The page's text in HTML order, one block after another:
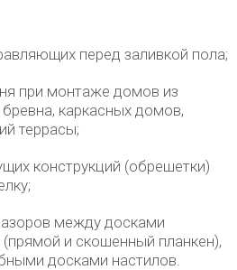
перед заливкой пола;
при монтаже домов из
каркасных домов,
террасы;
конструкций (обрешетки)
между досками
и скошенный планкен),
досками настилов.